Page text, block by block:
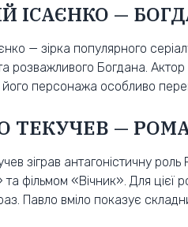
ІСАЄНКО —
— зірка популярного
розважливого Богдана.
персонажа особливо
ТЕКУЧЕВ —
зіграв антагоністичну
фільмом «Вічник». Для цієї
Павло вміло показує